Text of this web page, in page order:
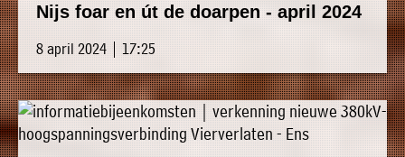
Nijs foar en út de doarpen - april 2024
8 april 2024 | 17:25